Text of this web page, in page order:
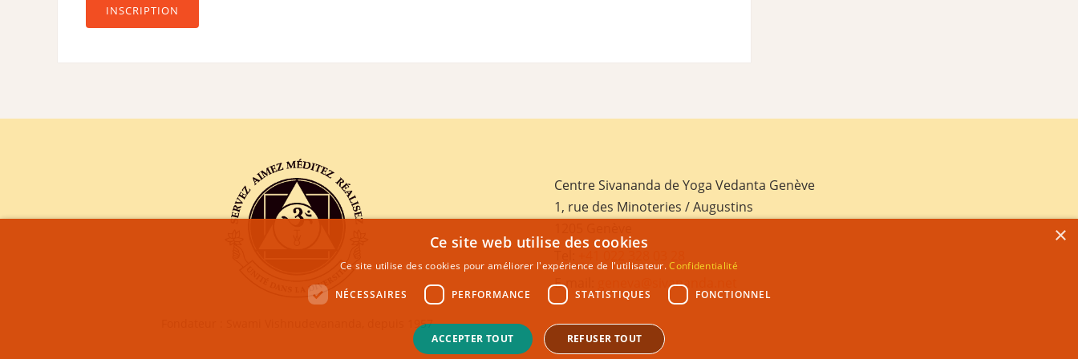
INSCRIPTION
Fondateur : Swami Vishnudevananda, depuis 1957
Centre Sivananda de Yoga Vedanta Genève
1, rue des Minoteries / Augustins
E-mail:
geneva@sivananda.net
×
Ce site web utilise des cookies
Ce site utilise des cookies pour améliorer l'expérience de l'utilisateur.Confidentialité
NÉCESSAIRES PERFORMANCE STATISTIQUES FONCTIONNEL
ACCEPTER TOUT REFUSER TOUT